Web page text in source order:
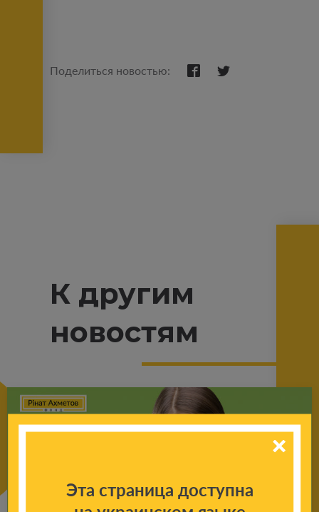
Поделиться новостью:
К другим
новостям
Эта страница доступна